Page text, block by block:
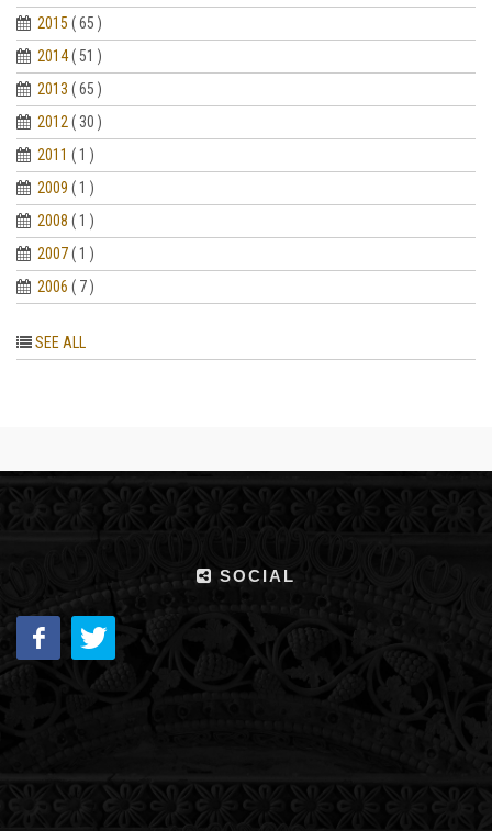
2015 ( 65 )
2014( 51 )
2013 ( 65 )
2012 ( 30 )
2011 ( 1 )
2009 ( 1 )
2008 ( 1 )
2007( 1 )
2006 ( 7 )
SEE ALL
SOCIAL